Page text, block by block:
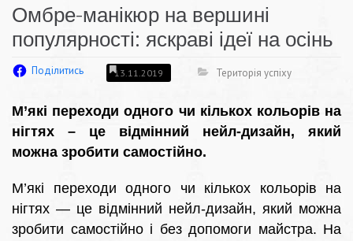
Омбре-манікюр на вершині
популярності: яскраві ідеї на осінь
Поділитись 13.11.2019 Територія успіху
М’які переходи одного чи кількох кольорів на
нігтях – це відмінний нейл-дизайн, який
можна зробити самостійно.
М’які переходи одного чи кількох кольорів на
нігтях — це відмінний нейл-дизайн, який можна
зробити самостійно і без допомоги майстра. На